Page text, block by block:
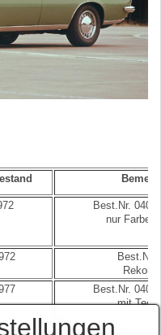
Best.Nr.
nur
Best.Nr.
Rekord
Best.Nr.
mit